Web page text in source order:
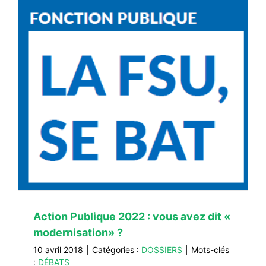
Action Publique 2022 : vous avez dit «
modernisation» ?
10 avril 2018 Catégories : DOSSIERS
Mots-clés
: DÉBATS